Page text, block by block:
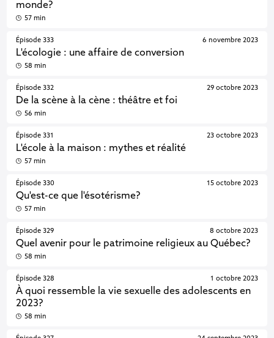
monde?
57 min
Épisode 333
L'écologie : une affaire de conversion
6 novembre 2023
58 min
Épisode 332
De la scène à la cène : théâtre et foi
29 octobre 2023
56 min
Épisode 331
L'école à la maison : mythes et réalité
23 octobre 2023
57 min
Épisode 330
Qu'est-ce que l'ésotérisme?
15 octobre 2023
57 min
Épisode 329
Quel avenir pour le patrimoine religieux au Québec?
8 octobre 2023
58 min
Épisode 328
À quoi ressemble la vie sexuelle des adolescents en
2023?
1 octobre 2023
58 min